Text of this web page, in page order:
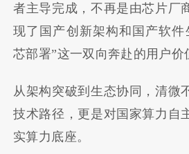
者主导完成，不再是由芯片厂
现了国产创新架构和国产软件
芯部署”这一双向奔赴的用户价
从架构突破到生态协同，清微
技术路径，更是对国家算力自
实算力底座。